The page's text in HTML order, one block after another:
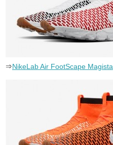
⇒NikeLab Air FootScape Magista